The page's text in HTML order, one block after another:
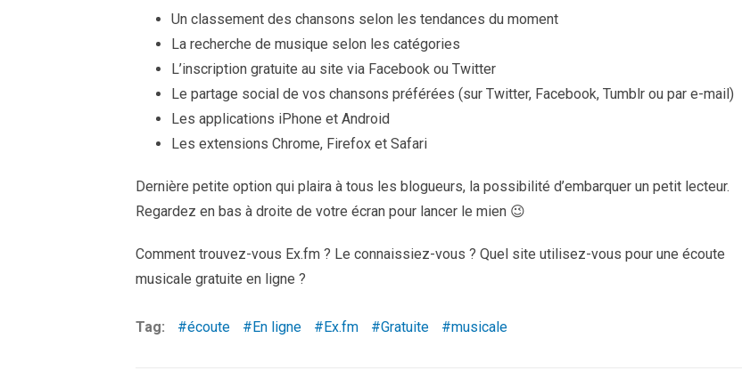
Un classement des chansons selon les tendances du moment
La recherche de musique selon les catégories
L’inscription gratuite au site via Facebook ou Twitter
Le partage social de vos chansons préférées (sur Twitter, Facebook, Tumblr ou par e-mail)
Les applications iPhone et Android
Les extensions Chrome, Firefox et Safari
Dernière petite option qui plaira à tous les blogueurs, la possibilité d’embarquer un petit lecteur.
Regardez en bas à droite de votre écran pour lancer le mien 😉
Comment trouvez-vous Ex.fm ? Le connaissiez-vous ? Quel site utilisez-vous pour une écoute
musicale gratuite en ligne ?
Tag: écoute En ligne Ex.fm Gratuite musicale